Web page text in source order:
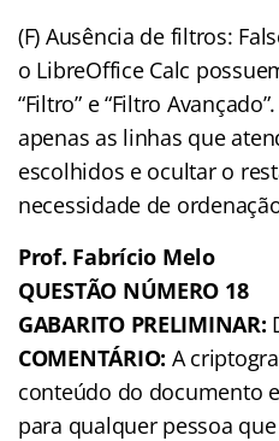
(F) Ausência de filtros:
o LibreOffice Calc
“Filtro” e “Filtro
apenas as linhas que
escolhidos e ocultar o
necessidade de
Prof. Fabrício Melo
QUESTÃO NÚMERO 18
GABARITO PRELIMINAR:
COMENTÁRIO: A
conteúdo do documento
para qualquer pessoa